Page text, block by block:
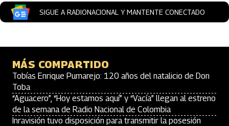
SIGUE A RADIONACIONAL Y MANTENTE CONECTADO
MÁS COMPARTIDO
Tobías Enrique Pumarejo: 120 años del natalicio de Don
Toba
“Aguacero”, “Hoy estamos aquí” y “Vacía” llegan al estreno
de la semana de Radio Nacional de Colombia
Inravisión tuvo disposición para transmitir la posesión